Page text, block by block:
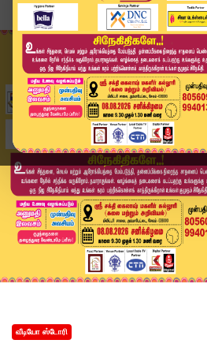
Headlines Now | 1 PM Headline
வீடியோ ஸ்டோரி